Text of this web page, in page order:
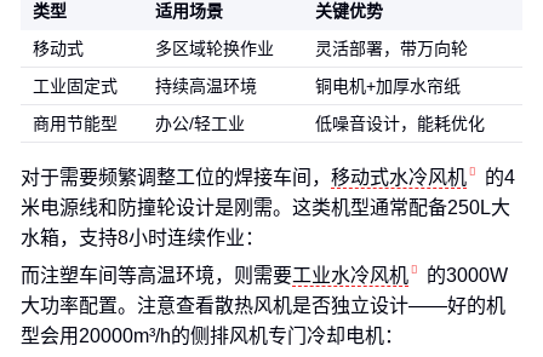
类型 适用场景
关键优势
移动式
多区域轮换作业
灵活部署，带万向轮
工业固定式
持续高温环境
铜电机+加厚水帘纸
商用节能型
办公/轻工业 低噪音设计，能耗优化
对于需要频繁调整工位的焊接车间， 移动式水冷风机
的4
米电源线和防撞轮设计是刚需。这类机型通常配备250L大
水箱，支持8小时连续作业：
而注塑车间等高温环境，则需要工业水冷风机
的3000W
大功率配置。注意查看散热风机是否独立设计——好的机
型会用20000m³/h的侧排风机专门冷却电机：